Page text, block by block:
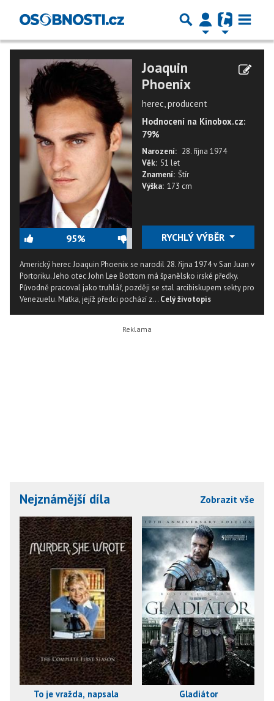
95%
Joaquin
Phoenix
herec, producent
Hodnocení na Kinobox.cz:
79%
Narození: 28. října 1974
Věk: 51 let
Znamení: Štír
Výška: 173 cm
RYCHLÝ VÝBĚR
Americký herec Joaquin Phoenix se narodil 28. října 1974 v San Juan v
Portoriku. Jeho otec John Lee Bottom má španělsko irské předky.
Původně pracoval jako truhlář, později se stal arcibiskupem sekty pro
Venezuelu. Matka, jejíž předci pochází z... Celý životopis
Nejznámější díla Zobrazit vše
To je vražda, napsala Gladiátor